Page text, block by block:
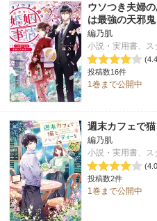
ウソつき夫婦
は最強の天邪
編乃肌
小説・実用書、ス
投稿数16件
1巻まで公開中
週末カフェで
編乃肌
小説・実用書、ス
投稿数2件
1巻まで公開中